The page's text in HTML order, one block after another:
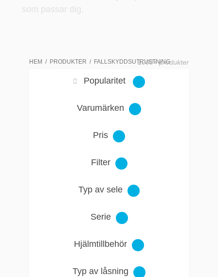
som passar dig.
HEM PRODUKTER FALLSKYDDSUTRUSTNING
1000+ produkter
Popularitet
Varumärken
Pris
Filter
Typ av sele
Serie
Hjälmtillbehör
Typ av låsning